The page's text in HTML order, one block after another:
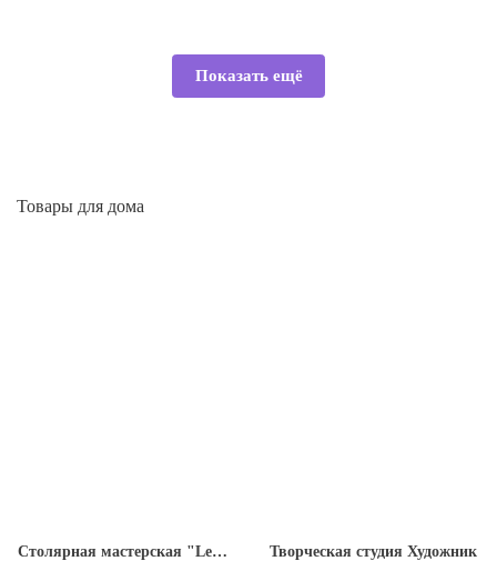
Показать ещё
Товары для дома
Столярная мастерская "Leaf" Творческая студия Художник